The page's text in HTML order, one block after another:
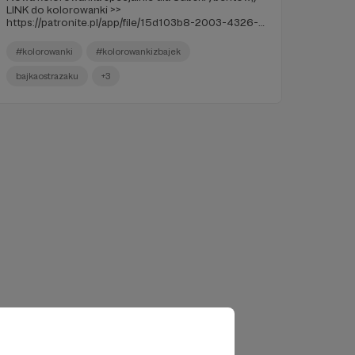
LINK do kolorowanki >>
https://patronite.pl/app/file/15d103b8-2003-4326-
#kolorowanki #kolorowankizbajek
bajkaostrazaku +3